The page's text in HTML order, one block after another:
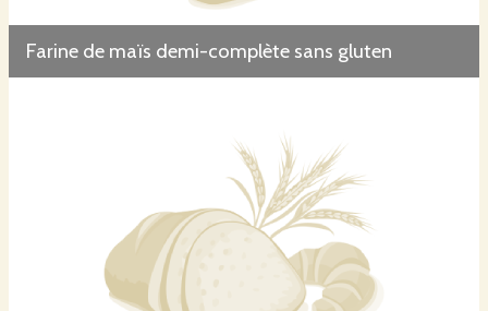
Farine de maïs demi-complète sans gluten